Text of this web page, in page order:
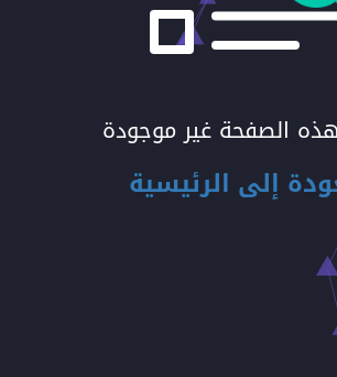
الصفحة غير موجودة
إلى الرئيسية